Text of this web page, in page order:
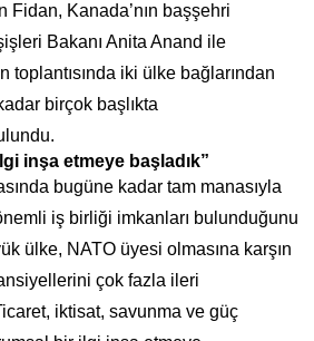
Fidan, Kanada’nın başşehri
Bakanı Anita Anand ile
toplantısında iki ülke bağlarından
birçok başlıkta
inşa etmeye başladık”
bugüne kadar tam manasıyla
iş birliği imkanları bulunduğunu
ülke, NATO üyesi olmasına karşın
çok fazla ileri
iktisat, savunma ve güç